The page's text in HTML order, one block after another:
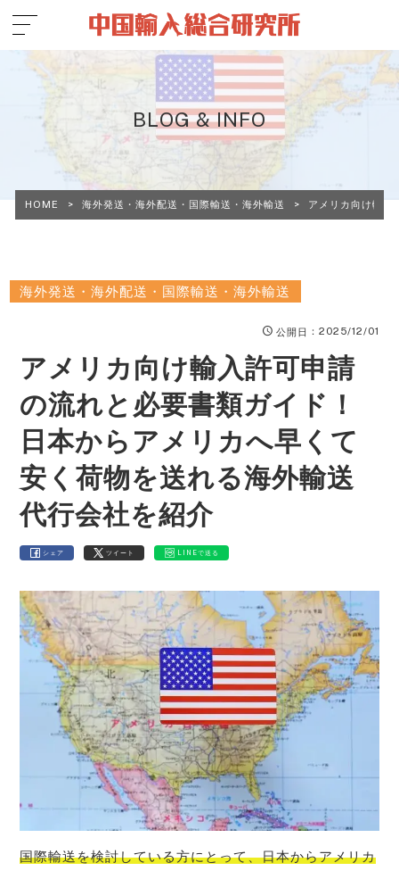
BLOG & INFO
HOME > 海外発送・海外配送・国際輸送・海外輸送 > アメリカ向け輸入
海外発送・海外配送・国際輸送・海外輸送
公開日 ：2025/12/01
アメリカ向け輸入許可申請
の流れと必要書類ガイド！
日本からアメリカへ早くて
安く荷物を送れる海外輸送
代行会社を紹介
シェア ツイート LINEで送る
国際輸送を検討している方にとって、日本からアメリカ